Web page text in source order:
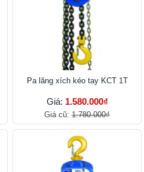
Pa lăng xích kéo tay KCT 1T
Giá: 1.580.000₫
Giá cũ: 1.780.000₫